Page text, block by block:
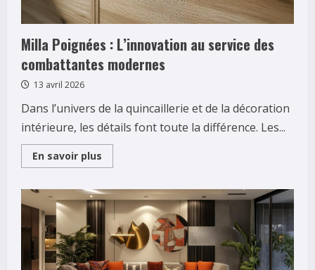
Milla Poignées : L’innovation au service des
combattantes modernes
13 avril 2026
Dans l’univers de la quincaillerie et de la décoration
intérieure, les détails font toute la différence. Les...
En savoir plus
more
Poignées
:
L’innovation
service
des
combattantes
modernes